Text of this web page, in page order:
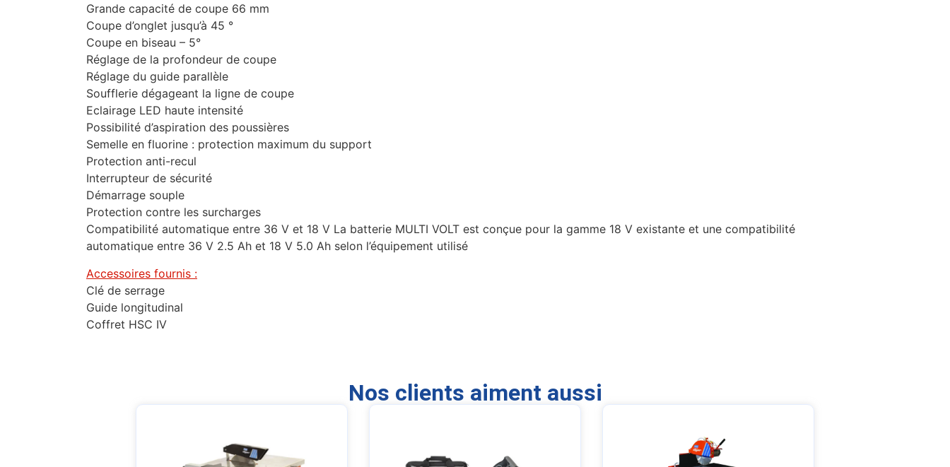
Grande capacité de coupe 66 mm
Coupe d’onglet jusqu’à 45 °
Coupe en biseau – 5°
Réglage de la profondeur de coupe
Réglage du guide parallèle
Soufflerie dégageant la ligne de coupe
Eclairage LED haute intensité
Possibilité d’aspiration des poussières
Semelle en fluorine : protection maximum du support
Protection anti-recul
Interrupteur de sécurité
Démarrage souple
Protection contre les surcharges
Compatibilité automatique entre 36 V et 18 V La batterie MULTI VOLT est conçue pour la gamme 18 V existante et une compatibilité
automatique entre 36 V 2.5 Ah et 18 V 5.0 Ah selon l’équipement utilisé
Accessoires fournis :
Clé de serrage
Guide longitudinal
Coffret HSC IV
Nos clients aiment aussi